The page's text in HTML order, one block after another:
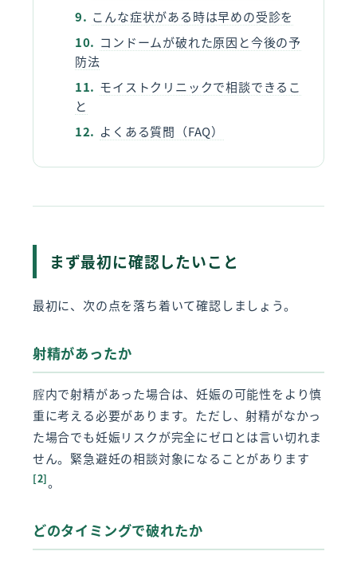
こんな症状がある時は早めの受診を
コンドームが破れた原因と今後の予
防法
モイストクリニックで相談できるこ
と
よくある質問（FAQ）
まず最初に確認したいこと
最初に、次の点を落ち着いて確認しましょう。
射精があったか
腟内で射精があった場合は、妊娠の可能性をより慎
重に考える必要があります。ただし、射精がなかっ
た場合でも妊娠リスクが完全にゼロとは言い切れま
せん。緊急避妊の相談対象になることがあります
[2]。
どのタイミングで破れたか